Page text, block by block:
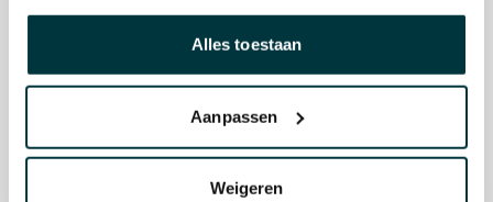
Alles toestaan
Aanpassen
Weigeren
anderszins schade te voorkomen.